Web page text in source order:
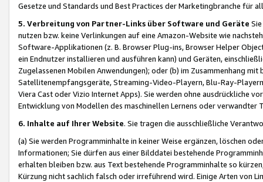
Gesetze und Standards und Best Practices der Marketingbranche für
5. Verbreitung von Partner-Links über Software und Geräte
nutzen bzw. keine Verlinkungen auf eine Amazon-Website wie
Software-Applikationen (z. B. Browser Plug-ins, Browser Helper
ein Endnutzer installieren und ausführen kann) und Geräten,
Zugelassenen Mobilen Anwendungen); oder (b) im Zusammenhang
Satellitenempfangsgeräte, Streaming-Video-Playern, Blu-Ray-
Viera Cast oder Vizio Internet Apps). Sie werden ohne ausdrückliche
Entwicklung von Modellen des maschinellen Lernens oder
6. Inhalte auf Ihrer Website. Sie tragen die ausschließliche
(a) Sie werden Programminhalte in keiner Weise ergänzen, löschen
Informationen; Sie dürfen aus einer Bilddatei bestehende
erhalten bleiben bzw. aus Text bestehende Programminhalte so
Kürzung nicht sachlich falsch oder irreführend wird. Einige Arten von